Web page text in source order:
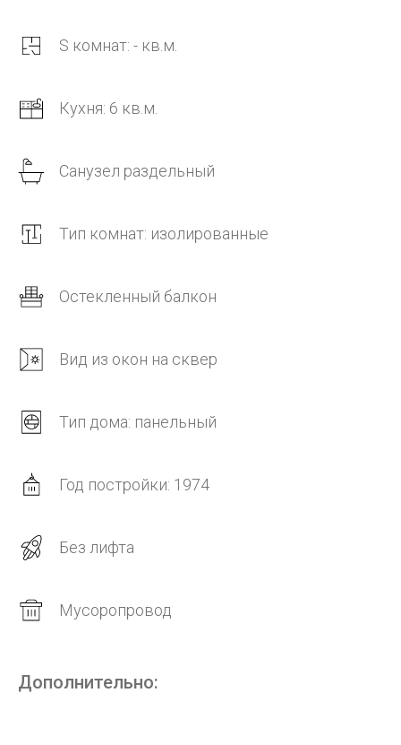
S комнат: - кв.м.
Кухня: 6 кв.м.
Санузел раздельный
Тип комнат: изолированные
Остекленный балкон
Вид из окон на сквер
Тип дома: панельный
Год постройки: 1974
Без лифта
Мусоропровод
Дополнительно: